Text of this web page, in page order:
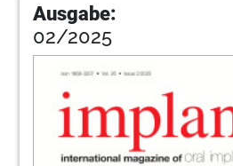
Ausgabe:
02/2025